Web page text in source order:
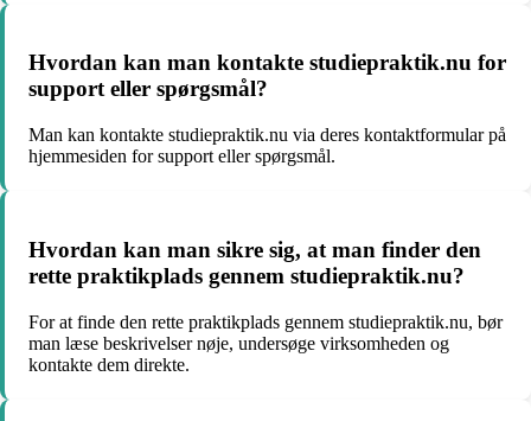
Hvordan kan man kontakte studiepraktik.nu for
support eller spørgsmål?
Man kan kontakte studiepraktik.nu via deres kontaktformular på
hjemmesiden for support eller spørgsmål.
Hvordan kan man sikre sig, at man finder den
rette praktikplads gennem studiepraktik.nu?
For at finde den rette praktikplads gennem studiepraktik.nu, bør
man læse beskrivelser nøje, undersøge virksomheden og
kontakte dem direkte.